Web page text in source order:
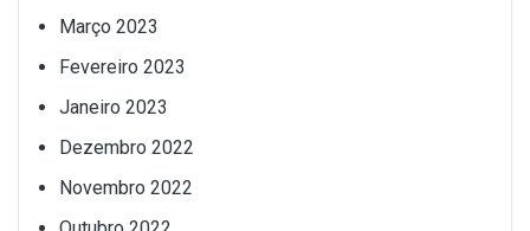
Março 2023
Fevereiro 2023
Janeiro 2023
Dezembro 2022
Novembro 2022